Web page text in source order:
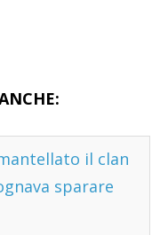
il clan
sparare